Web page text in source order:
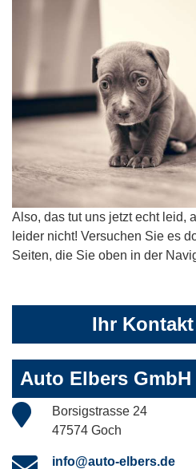
Also, das tut uns jetzt echt leid,
leider nicht! Versuchen Sie es
Seiten, die Sie oben in der
Ihr
Auto Elbers GmbH
Borsigstrasse 24
47574 Goch
info@auto-elbers.de